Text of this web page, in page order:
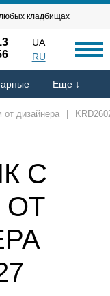
кладбищах
UA
RU
Еще ↓
от дизайнера
С
ОТ